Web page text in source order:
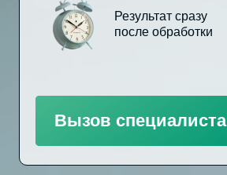
Результат сразу
после обработки
Вызов специалиста